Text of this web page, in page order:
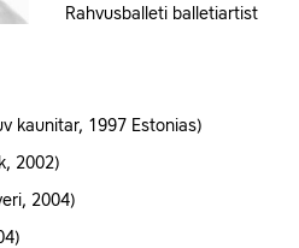
Rahvusballeti balletiartist
kaunitar, 1997 Estonias)
2002)
2004)